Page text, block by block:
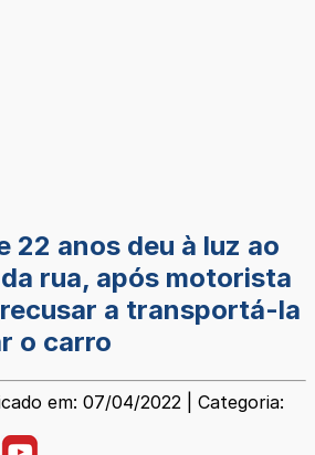
22 anos deu à luz ao
rua, após motorista
a transportá-la
o carro
em: 07/04/2022 | Categoria: